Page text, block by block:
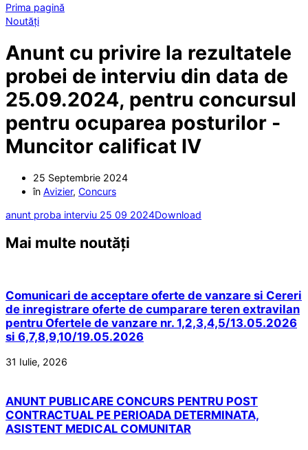
Prima pagină
Noutăți
Anunt cu privire la rezultatele
probei de interviu din data de
25.09.2024, pentru concursul
pentru ocuparea posturilor -
Muncitor calificat IV
25 Septembrie 2024
în Avizier, Concurs
anunt proba interviu 25 09 2024Download
Mai multe noutăți
Comunicari de acceptare oferte de vanzare si Cereri
de inregistrare oferte de cumparare teren extravilan
pentru Ofertele de vanzare nr. 1,2,3,4,5/13.05.2026
si 6,7,8,9,10/19.05.2026
31 Iulie, 2026
ANUNT PUBLICARE CONCURS PENTRU POST
CONTRACTUAL PE PERIOADA DETERMINATA,
ASISTENT MEDICAL COMUNITAR